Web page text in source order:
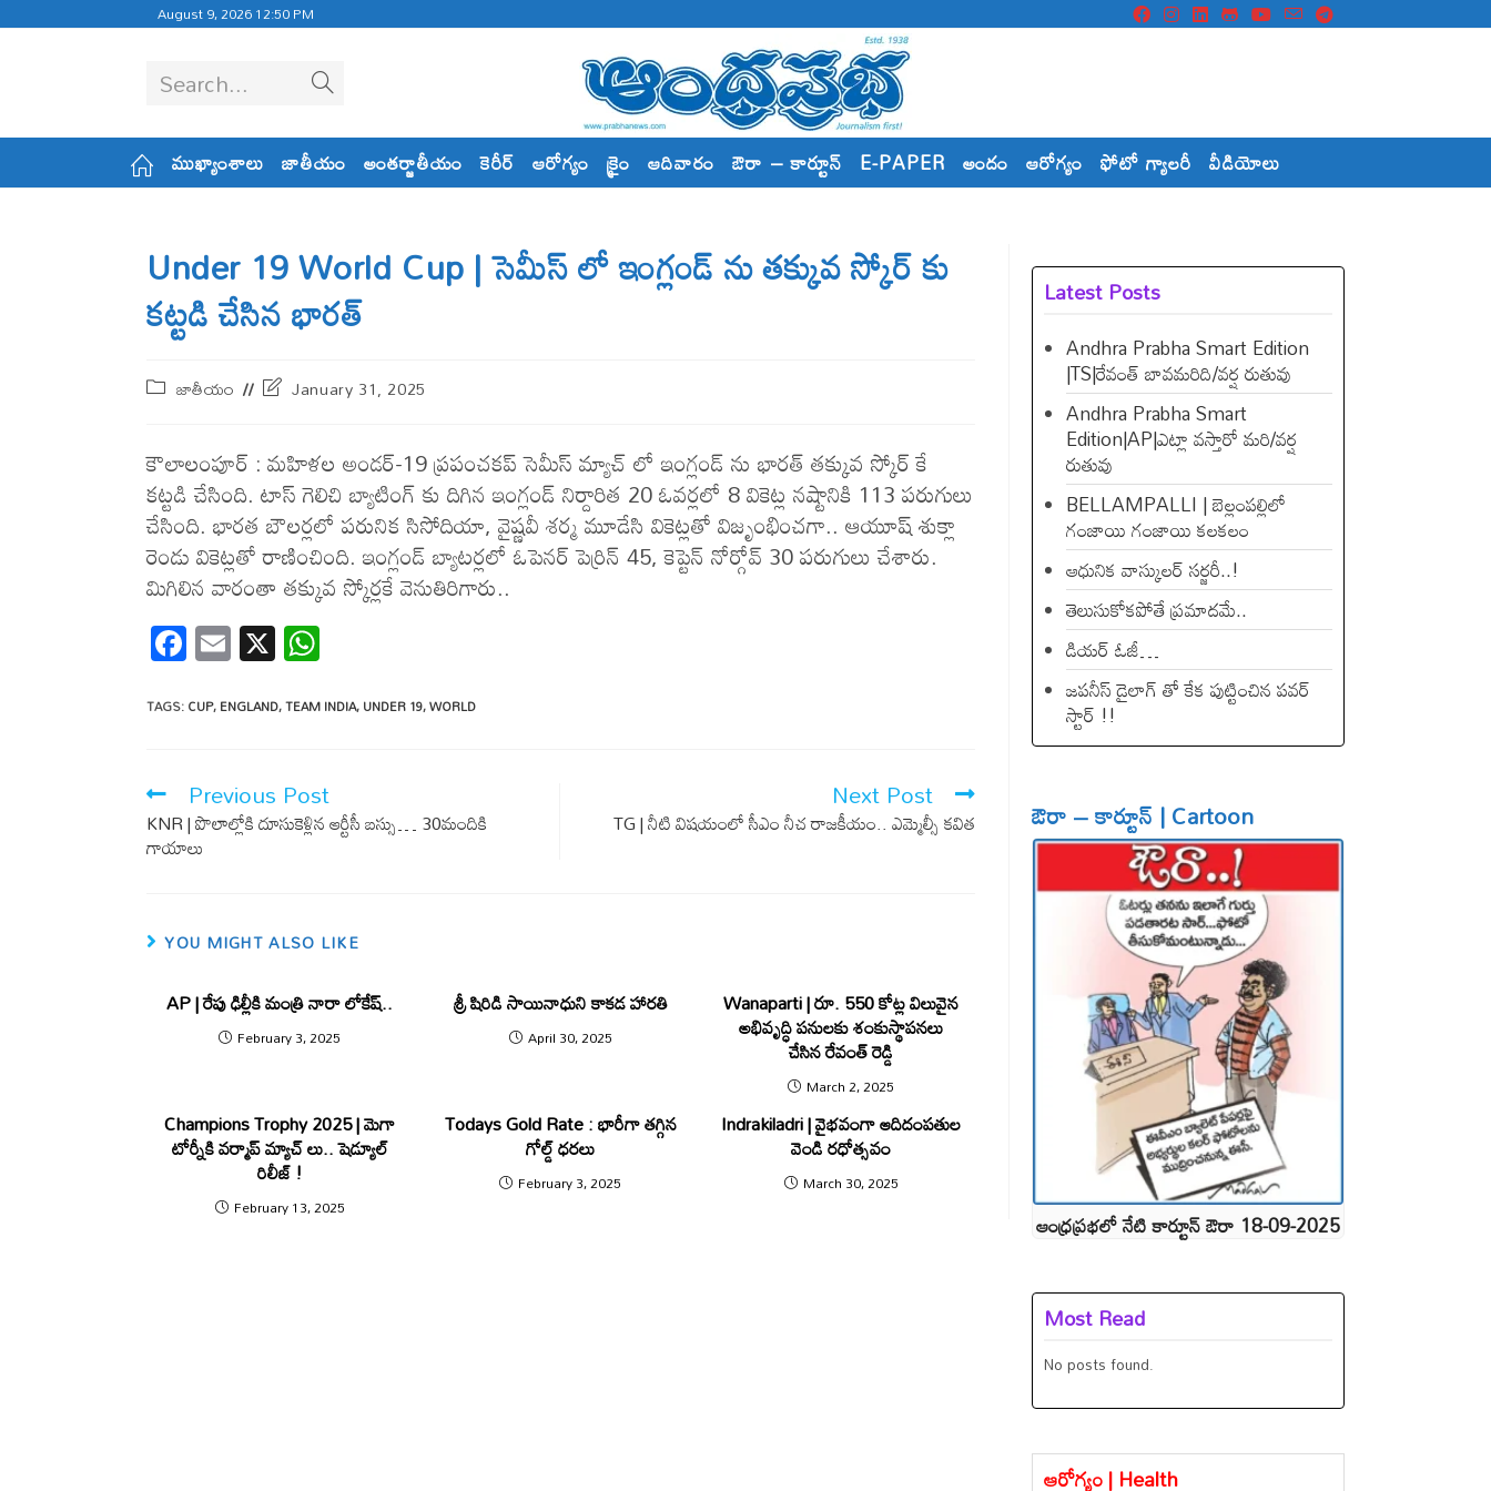
August 9, 2026 12:50 PM
Search...
ముఖ్యాంశాలు జాతీయం అంతర్జాతీయం కెరీర్ ఆరోగ్యం క్రైం ఆదివారం ఔరా – కార్టూన్ E-PAPER అందం ఆరోగ్యం ఫోటో గ్యాలరీ వీడియోలు
Under 19 World Cup | సెమీస్ లో ఇంగ్లండ్ ను తక్కువ స్కోర్ కు
క‌ట్ట‌డి చేసిన భార‌త్
జాతీయం January 31, 2025
కౌలాలంపూర్ : మహిళల అండర్-19 ప్రపంచకప్ సెమీస్ మ్యాచ్ లో ఇంగ్లండ్ ను భార‌త్ త‌క్కువ స్కోర్ కే
క‌ట్ట‌డి చేసింది. టాస్ గెలిచి బ్యాటింగ్ కు దిగిన ఇంగ్లండ్ నిర్దారిత 20 ఓవ‌ర్ల‌లో 8 వికెట్ల నష్టానికి 113 పరుగులు
చేసింది. భార‌త బౌల‌ర్ల‌లో పరునిక సిసోదియా, వైష్ణవీ శర్మ మూడేసి వికెట్లతో విజృంభించగా.. ఆయూష్ శుక్లా
రెండు వికెట్లతో రాణించింది. ఇంగ్లండ్ బ్యాటర్లలో ఓపెనర్ పెర్రిన్ 45, కెప్టెన్ నోర్గోవ్ 30 పరుగులు చేశారు.
మిగిలిన వారంతా త‌క్కువ స్కోర్ల‌కే వెనుతిరిగారు..
F
ac
e
o
o
k
E
m
ail
X
at
A
p
TAGS:CUP,ENGLAND,TEAM INDIA,UNDER 19,WORLD
Previous Post
KNR | పొలాల్లోకి దూసుకెళ్లిన ఆర్టీసీ బస్సు… 30మందికి
గాయాలు
Next Post
TG | నీటి విష‌యంలో సీఎం నీచ రాజ‌కీయం.. ఎమ్మెల్సీ క‌విత‌
YOU MIGHT ALSO LIKE
AP | రేపు ఢిల్లీకి మంత్రి నారా లోకేష్..
February 3, 2025
శ్రీ షిరిడి సాయినాధుని కాకడ హారతి
April 30, 2025
Wanaparti | రూ. 550 కోట్ల విలువైన
అభివృద్ధి పనులకు శంకుస్థాపనలు
చేసిన రేవంత్ రెడ్డి
March 2, 2025
Champions Trophy 2025 | మెగా
టోర్నీకి వ‌ర్మాప్ మ్యాచ్ లు.. షెడ్యూల్
రిలీజ్ !
February 13, 2025
Todays Gold Rate : భారీగా తగ్గిన
గోల్డ్ ధరలు
February 3, 2025
Indrakiladri | వైభవంగా ఆదిదంపతుల
వెండి రధోత్సవం
March 30, 2025
Latest Posts
Andhra Prabha Smart Edition
|TS|రేవంత్​ బావమరిది/వర్ష రుతువు
Andhra Prabha Smart
Edition|AP|ఎట్లా వస్తారో మరి/వర్ష
రుతువు
BELLAMPALLI | బెల్లంపల్లిలో
గంజాయి గంజాయి కలకలం
ఆధునిక వాస్కులర్ సర్జరీ..!
తెలుసుకోకపోతే ప్రమాదమే..
డియ‌ర్ ఓజీ…
జపనీస్ డైలాగ్ తో కేక పుట్టించిన ప‌వ‌ర్
స్టార్ !!
ఔరా – కార్టూన్ | Cartoon
ఆంధ్రప్రభలో నేటి కార్టూన్ ఔరా 18-09-2025
Most Read
No posts found.
ఆరోగ్యం | Health